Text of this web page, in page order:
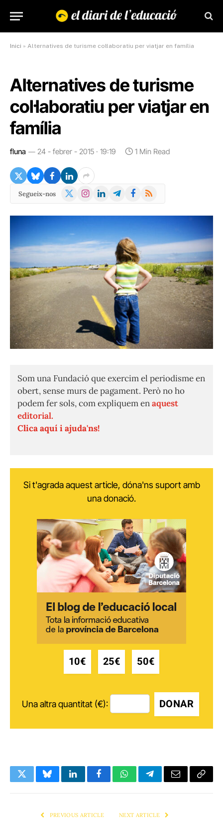
Inici » Alternatives de turisme col·laboratiu per viatjar en família
Alternatives de turisme
col·laboratiu per viatjar en
família
fluna 24 - febrer - 2015 · 19:19 1 Min Read
Segueix-nos
X
Instagram
LinkedInTelegramFacebook
RSS
Som una Fundació que exercim el periodisme en
obert, sense murs de pagament. Però no ho
podem fer sols, com expliquem enaquest
editorial.
Clica aquí i ajuda'ns!
Si t'agrada aquest article, dóna'ns suport amb
una donació.
10€ 25€ 50€
Una altra quantitat (€): DONAR
TwitterBlueskyLinkedInFacebookWhatsAppTelegramEmail Copy
PREVIOUS ARTICLE NEXT ARTICLE